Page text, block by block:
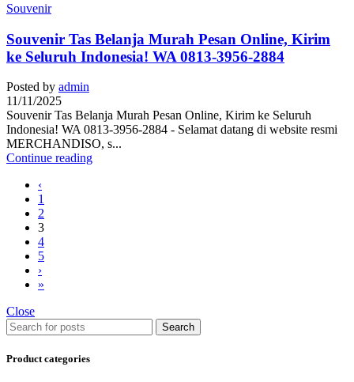
Souvenir
Souvenir Tas Belanja Murah Pesan Online, Kirim
ke Seluruh Indonesia! WA 0813-3956-2884
Posted by admin
11/11/2025
Souvenir Tas Belanja Murah Pesan Online, Kirim ke Seluruh
Indonesia! WA 0813-3956-2884 - Selamat datang di website resmi
MERCHANDISO, s...
Continue reading
‹
1
2
3
4
5
›
»
Close
Search
Product categories